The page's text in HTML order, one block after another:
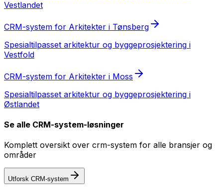
Vestlandet
CRM-system for Arkitekter i Tønsberg
Spesialtilpasset arkitektur og byggeprosjektering i
Vestfold
CRM-system for Arkitekter i Moss
Spesialtilpasset arkitektur og byggeprosjektering i
Østlandet
Se alle CRM-system-løsninger
Komplett oversikt over crm-system for alle bransjer og
områder
Utforsk CRM-system